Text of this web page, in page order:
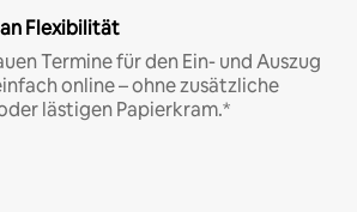
Flexibilität
Termine für den Ein- und Auszug
online – ohne zusätzliche
lästigen Papierkram.*